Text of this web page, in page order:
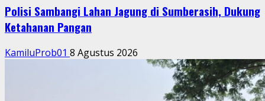
Polisi Sambangi Lahan Jagung di Sumberasih, Dukung
Ketahanan Pangan
KamiluProb01 8 Agustus 2026